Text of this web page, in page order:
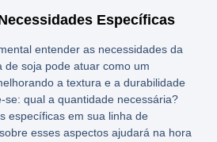
Específicas
entender as necessidades da
de soja pode atuar como um
a textura e a durabilidade
se: qual a quantidade necessária?
específicas em sua linha de
esses aspectos ajudará na hora